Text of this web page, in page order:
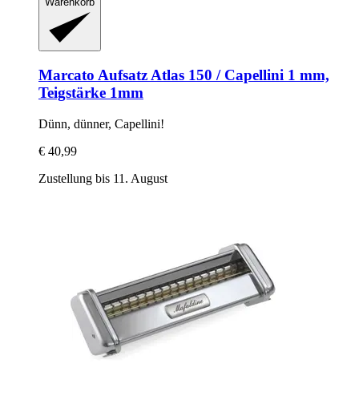
Marcato Aufsatz Atlas 150 / Capellini 1 mm,
Teigstärke 1mm
Dünn, dünner, Capellini!
€ 40,99
Zustellung bis 11. August